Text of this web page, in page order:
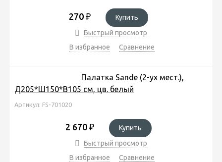
270 ₽
Купить
Быстрый просмотр
В избранное
Сравнение
Палатка Sande (2-ух мест.),
Д205*Ш150*В105 см, цв. белый
Артикул: FS-701020
2 670 ₽
Купить
Быстрый просмотр
В избранное
Сравнение